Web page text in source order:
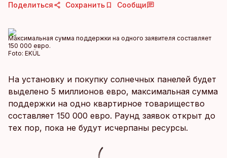
Поделиться Сохранить Сообщи
Максимальная сумма поддержки на одного заявителя составляет
150 000 евро.
Foto: EKÜL
На установку и покупку солнечных панелей будет
выделено 5 миллионов евро, максимальная сумма
поддержки на одно квартирное товарищество
составляет 150 000 евро. Раунд заявок открыт до
тех пор, пока не будут исчерпаны ресурсы.